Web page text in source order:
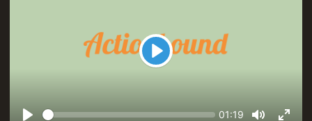
Play
Seek
Current
01:19